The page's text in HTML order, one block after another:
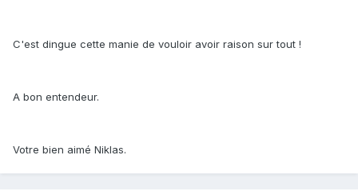
C'est dingue cette manie de vouloir avoir raison sur tout !
A bon entendeur.
Votre bien aimé Niklas.